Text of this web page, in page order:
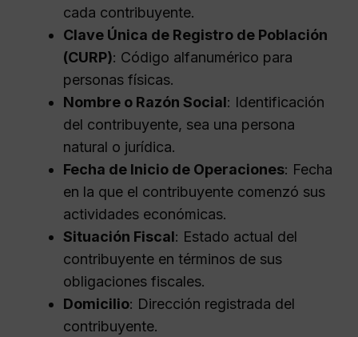
cada contribuyente.
Clave Única de Registro de Población
(CURP): Código alfanumérico para
personas físicas.
Nombre o Razón Social: Identificación
del contribuyente, sea una persona
natural o jurídica.
Fecha de Inicio de Operaciones: Fecha
en la que el contribuyente comenzó sus
actividades económicas.
Situación Fiscal: Estado actual del
contribuyente en términos de sus
obligaciones fiscales.
Domicilio: Dirección registrada del
contribuyente.